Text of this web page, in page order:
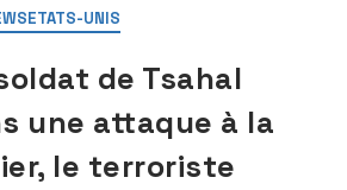
ETATS-UNIS
de Tsahal
une attaque à la
le terroriste